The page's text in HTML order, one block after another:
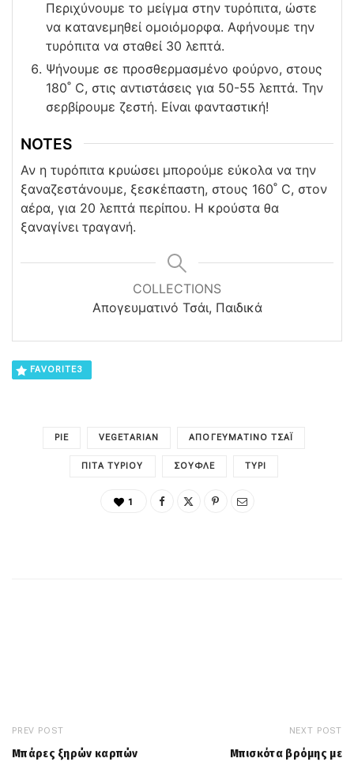
Περιχύνουμε το μείγμα στην τυρόπιτα, ώστε
να κατανεμηθεί ομοιόμορφα. Αφήνουμε την
τυρόπιτα να σταθεί 30 λεπτά.
Ψήνουμε σε προσθερμασμένο φούρνο, στους
180˚ C, στις αντιστάσεις για 50-55 λεπτά. Την
σερβίρουμε ζεστή. Είναι φανταστική!
NOTES
Αν η τυρόπιτα κρυώσει μπορούμε εύκολα να την
ξαναζεστάνουμε, ξεσκέπαστη, στους 160˚ C, στον
αέρα, για 20 λεπτά περίπου. Η κρούστα θα
ξαναγίνει τραγανή.
COLLECTIONS
Απογευματινό Τσάι, Παιδικά
FAVORITE3
PIE VEGETARIAN ΑΠΟΓΕΥΜΑΤΙΝΌ ΤΣΆΙ
ΠΊΤΑ ΤΥΡΙΟΎ ΣΟΥΦΛΈ ΤΥΡΊ
1
PREV POST
Mπάρες ξηρών καρπών
NEXT POST
Μπισκότα βρόμης με